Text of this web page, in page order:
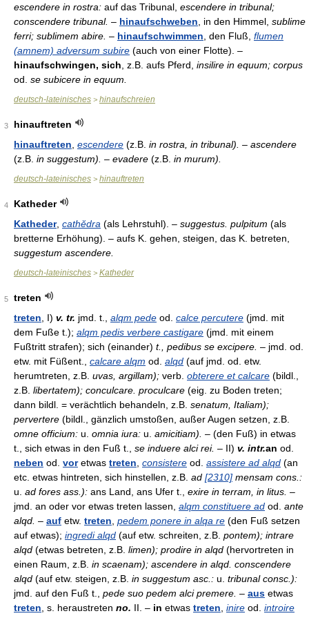
escendere in rostra: auf das Tribunal, escendere in tribunal;
conscendere tribunal. – hinaufschweben , in den Himmel, sublime
ferri; sublimem abire. – hinaufschwimmen , den Fluß, flumen
(amnem) adversum subire (auch von einer Flotte). –
hinaufschwingen, sich , z.B. aufs Pferd, insilire in equum; corpus
od. se subicere in equum.
deutsch-lateinisches > hinaufschreien
3
hinauftreten
hinauftreten escendere (z.B. in rostra, in tribunal). – ascendere
(z.B. in suggestum). – evadere (z.B. in murum).
deutsch-lateinisches > hinauftreten
4
Katheder
Katheder, cathĕdra (als Lehrstuhl). – suggestus. pulpitum (als
bretterne Erhöhung). – aufs K. gehen, steigen, das K. betreten,
suggestum ascendere.
deutsch-lateinisches > Katheder
5
treten
treten , I) v. tr. jmd. t., alqm pede od. calce percutere (jmd. mit
dem Fuße t.); alqm pedis verbere castigare (jmd. mit einem
Fußtritt strafen); sich (einander) t., pedibus se excipere. – jmd. od.
etw. mit Füßent., calcare alqm od. alqd (auf jmd. od. etw.
herumtreten, z.B. uvas, argillam); verb. obterere et calcare (bildl.,
z.B. libertatem); conculcare. proculcare (eig. zu Boden treten;
dann bildl. = verächtlich behandeln, z.B. senatum, Italiam);
pervertere (bildl., gänzlich umstoßen, außer Augen setzen, z.B.
omne officium: u. omnia iura: u. amicitiam). – (den Fuß) in etwas
t., sich etwas in den Fuß t., se induere alci rei. – II) v. intr.an od.
neben od. voretwas treten consistere od. assistere ad alqd (an
etc. etwas hintreten, sich hinstellen, z.B. ad [2310] mensam cons.:
u. ad fores ass.): ans Land, ans Ufer t., exire in terram, in litus. –
jmd. an oder vor etwas treten lassen, alqm constituere ad od. ante
alqd. – auf etw. treten pedem ponere in alqa re (den Fuß setzen
auf etwas); ingredi alqd (auf etw. schreiten, z.B. pontem); intrare
alqd (etwas betreten, z.B. limen); prodire in alqd (hervortreten in
einen Raum, z.B. in scaenam); ascendere in alqd. conscendere
alqd (auf etw. steigen, z.B. in suggestum asc.: u. tribunal consc.):
jmd. auf den Fuß t., pede suo pedem alci premere. – aus etwas
treten , s. heraustreten no. II. – in etwas treten inire od. introire